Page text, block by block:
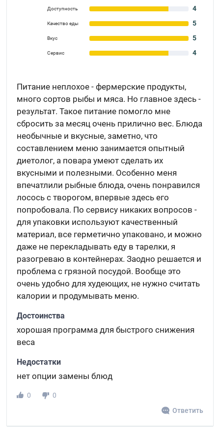
Доступность 4
Качество еды 5
Вкус 5
Сервис 4
Питание неплохое - фермерские продукты,
много сортов рыбы и мяса. Но главное здесь -
результат. Такое питание помогло мне
сбросить за месяц очень прилично вес. Блюда
необычные и вкусные, заметно, что
составлением меню занимается опытный
диетолог, а повара умеют сделать их
вкусными и полезными. Особенно меня
впечатлили рыбные блюда, очень понравился
лосось с творогом, впервые здесь его
попробовала. По сервису никаких вопросов -
для упаковки используют качественный
материал, все герметично упаковано, и можно
даже не перекладывать еду в тарелки, я
разогреваю в контейнерах. Заодно решается и
проблема с грязной посудой. Вообще это
очень удобно для худеющих, не нужно считать
калории и продумывать меню.
Достоинства
хорошая программа для быстрого снижения
веса
Недостатки
нет опции замены блюд
0
0
Ответить